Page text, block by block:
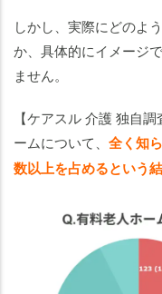
しかし、実際にどのよ
か、具体的にイメージ
ません。
【ケアスル 介護 独自
ームについて、 全く知
数以上を占めるという
ミ
有
老
人
ホ